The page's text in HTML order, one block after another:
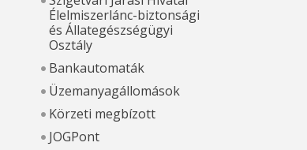
Élelmiszerlánc-biztonsági
és Állategészségügyi
Osztály
Bankautomaták
Üzemanyagállomások
Körzeti megbízott
JOGPont